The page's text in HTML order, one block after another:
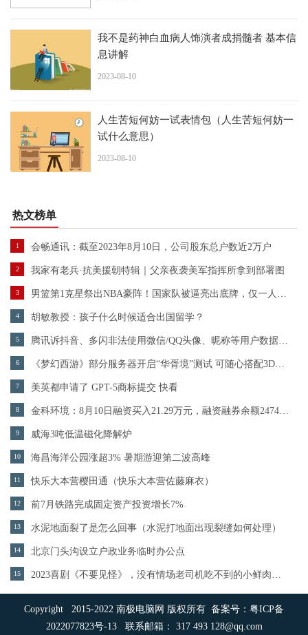
我不是药神白血病人饰演者成捐髓者 基本信
息讲解
2023-08-10
人生苦短何妨一试表情包（人生苦短何妨一
试什么意思）
2023-08-10
热文榜单
1 会畅通讯：截至2023年8月10日，公司股东总户数近2万户
2 我家有老兵·抗美援朝特辑｜父亲夜袭美军指挥所拿到部署图
3
4 胡敏教授：孩子什么时候适合出国留学？
5
6
7 美英都申请了 GPT-5商标提交 快看
8
9 威海3吨低温磁化降解炉
10 海昌海洋公园涨超3% 暑期游迎第二波高峰
11 快乐大本营樱田通（快乐大本营佐藤麻衣）
12 前7月铁路完成固定资产投资增长7%
13 水泥地面裂了是怎么回事（水泥打地面出现裂缝如何处理）
14 北京门头沟设立户政业务临时办公点
15
Copyright 2015-2022 南极电脑网 版权所有 备案号： 粤ICP备
2022077823号-13联系邮箱： 317 493 128@qq.com